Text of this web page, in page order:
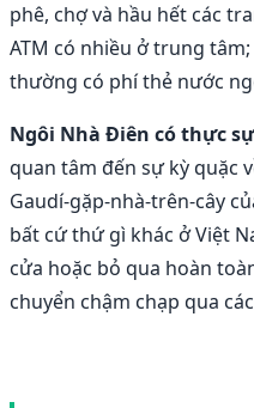
phê, chợ và hầu hết các
ATM có nhiều ở trung
thường có phí thẻ nước
Ngôi Nhà Điên có thực
quan tâm đến sự kỳ quặc
Gaudí-gặp-nhà-trên-cây
bất cứ thứ gì khác ở Việt
cửa hoặc bỏ qua hoàn
chuyển chậm chạp qua